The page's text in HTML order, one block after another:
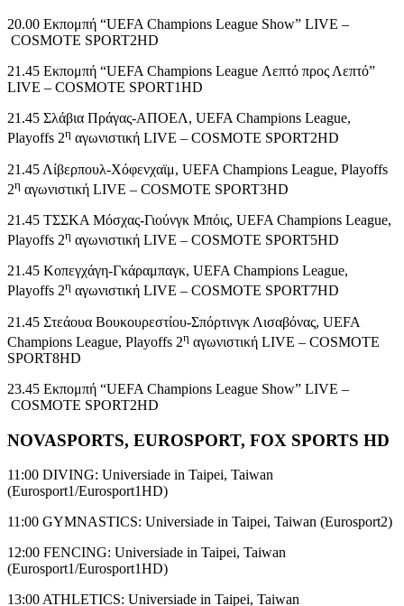
20.00 Εκπομπή “UEFA Champions League Show” LIVE –
COSMOTE SPORT2HD
21.45 Εκπομπή “UEFA Champions League Λεπτό προς Λεπτό”
LIVE – COSMOTE SPORT1HD
21.45 Σλάβια Πράγας-ΑΠΟΕΛ, UEFA Champions League,
Playoffs 2η αγωνιστική LIVE – COSMOTE SPORT2HD
21.45 Λίβερπουλ-Χόφενχαϊμ, UEFA Champions League, Playoffs
2η αγωνιστική LIVE – COSMOTE SPORT3HD
21.45 ΤΣΣΚΑ Μόσχας-Γιούνγκ Μπόις, UEFA Champions League,
Playoffs 2η αγωνιστική LIVE – COSMOTE SPORT5HD
21.45 Κοπεγχάγη-Γκάραμπαγκ, UEFA Champions League,
Playoffs 2η αγωνιστική LIVE – COSMOTE SPORT7HD
21.45 Στεάουα Βουκουρεστίου-Σπόρτινγκ Λισαβόνας, UEFA
Champions League, Playoffs 2η αγωνιστική LIVE – COSMOTE
SPORT8HD
23.45 Εκπομπή “UEFA Champions League Show” LIVE –
COSMOTE SPORT2HD
ΝΟVASPORTS, EUROSPORT, FOX SPORTS HD
11:00 DIVING: Universiade in Taipei, Taiwan
(Eurosport1/Eurosport1HD)
11:00 GYMNASTICS: Universiade in Taipei, Taiwan (Eurosport2)
12:00 FENCING: Universiade in Taipei, Taiwan
(Eurosport1/Eurosport1HD)
13:00 ATHLETICS: Universiade in Taipei, Taiwan